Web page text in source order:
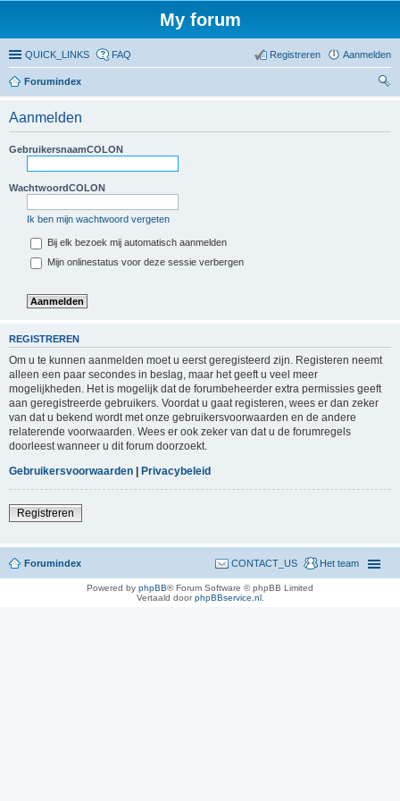
My forum
QUICK_LINKS FAQ Aanmelden
Registreren
Forumindex
Aanmelden
GebruikersnaamCOLON
WachtwoordCOLON
Ik ben mijn wachtwoord vergeten
Bij elk bezoek mij automatisch aanmelden
Mijn onlinestatus voor deze sessie verbergen
REGISTREREN
Om u te kunnen aanmelden moet u eerst geregisteerd zijn. Registeren neemt
alleen een paar secondes in beslag, maar het geeft u veel meer
mogelijkheden. Het is mogelijk dat de forumbeheerder extra permissies geeft
aan geregistreerde gebruikers. Voordat u gaat registeren, wees er dan zeker
van dat u bekend wordt met onze gebruikersvoorwaarden en de andere
relaterende voorwaarden. Wees er ook zeker van dat u de forumregels
doorleest wanneer u dit forum doorzoekt.
Gebruikersvoorwaarden | Privacybeleid
Registreren
Forumindex Het team
CONTACT_US
Powered by phpBB® Forum Software © phpBB Limited
Vertaald doorphpBBservice.nl.